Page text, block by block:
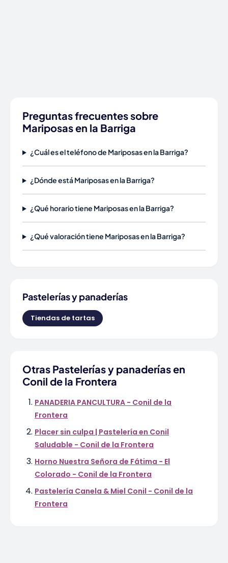
Preguntas frecuentes sobre
Mariposas en la Barriga
¿Cuál es el teléfono de Mariposas en la Barriga?
¿Dónde está Mariposas en la Barriga?
¿Qué horario tiene Mariposas en la Barriga?
¿Qué valoración tiene Mariposas en la Barriga?
Pastelerías y panaderías
Tiendas de tartas
Otras Pastelerías y panaderías en
Conil de la Frontera
PANADERIA PANCULTURA - Conil de la
Frontera
Placer sin culpa | Pastelería en Conil
Saludable - Conil de la Frontera
Horno Nuestra Señora de Fátima - El
Colorado - Conil de la Frontera
Pastelería Canela & Miel Conil - Conil de la
Frontera